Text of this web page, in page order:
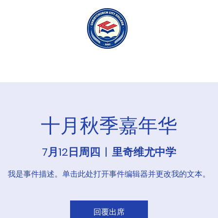
十月秋季嘉年华
7月12日周四
  |
里奇维尤中学
我是事件描述。单击此处打开事件编辑器并更改我的文本。
回覆出席